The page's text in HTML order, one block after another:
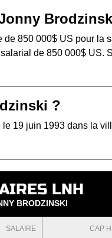
850 000$ US pour la
de 850 000$ US.
?
19 juin 1993 dans la
LNH
BRODZINSKI
SALAIRE CAP